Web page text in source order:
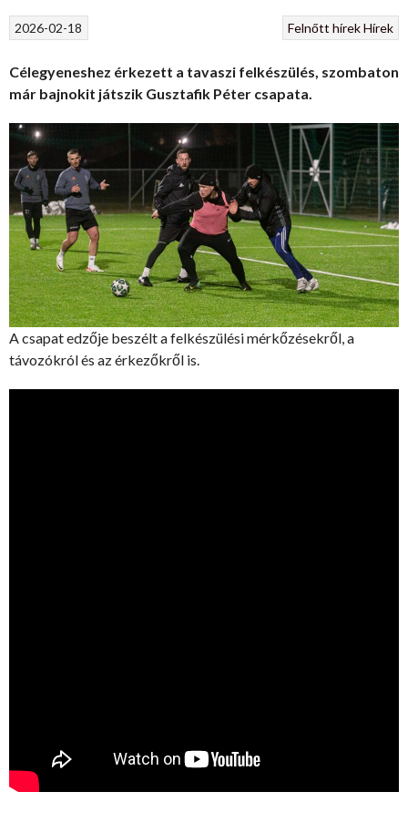
Felnőtt hírekHírek
2026-02-18
Célegyeneshez érkezett a tavaszi felkészülés, szombaton
már bajnokit játszik Gusztafik Péter csapata.
A csapat edzője beszélt a felkészülési mérkőzésekről, a
távozókról és az érkezőkről is.